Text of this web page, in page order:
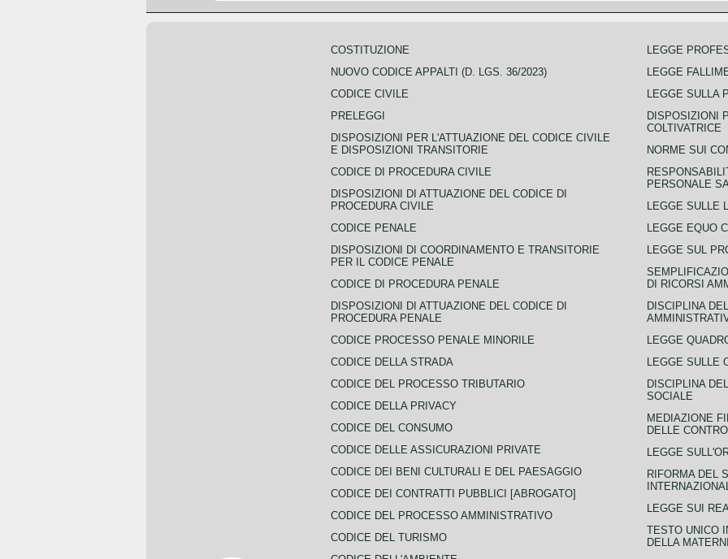
COSTITUZIONE
NUOVO CODICE APPALTI (D. LGS. 36/2023)
CODICE CIVILE
PRELEGGI
DISPOSIZIONI PER L'ATTUAZIONE DEL CODICE CIVILE
E DISPOSIZIONI TRANSITORIE
CODICE DI PROCEDURA CIVILE
DISPOSIZIONI DI ATTUAZIONE DEL CODICE DI
PROCEDURA CIVILE
CODICE PENALE
DISPOSIZIONI DI COORDINAMENTO E TRANSITORIE
PER IL CODICE PENALE
CODICE DI PROCEDURA PENALE
DISPOSIZIONI DI ATTUAZIONE DEL CODICE DI
PROCEDURA PENALE
CODICE PROCESSO PENALE MINORILE
CODICE DELLA STRADA
CODICE DEL PROCESSO TRIBUTARIO
CODICE DELLA PRIVACY
CODICE DEL CONSUMO
CODICE DELLE ASSICURAZIONI PRIVATE
CODICE DEI BENI CULTURALI E DEL PAESAGGIO
CODICE DEI CONTRATTI PUBBLICI [ABROGATO]
CODICE DEL PROCESSO AMMINISTRATIVO
CODICE DEL TURISMO
LEGGE
LEGGE
LEGGE SULLA
DISPOSIZIONI
COLTIVATRICE
NORME SUI
PERSONALE
LEGGE SULLE
LEGGE EQUO
LEGGE SUL
DI RICORSI
DISCIPLINA
LEGGE
LEGGE SULLE
DISCIPLINA
SOCIALE
MEDIAZIONE
DELLE
LEGGE
RIFORMA DEL
LEGGE SUI
TESTO UNICO
DELLA